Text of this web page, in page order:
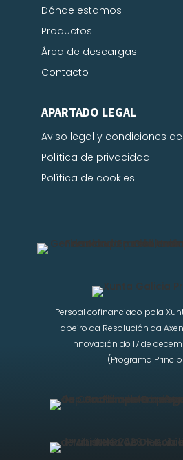
Dónde estamos
Productos
Área de descargas
Contacto
APARTADO LEGAL
Aviso legal y condiciones
Política de privacidad
Política de cookies
Persoal cofinanciado pola
abeiro da Resolución da
Innovación do 17 de
(Programa